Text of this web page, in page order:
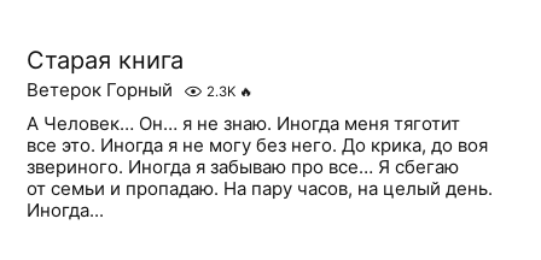
Старая книга
Ветерок Горный 2.3K 🔥
А Человек… Он… я не знаю. Иногда меня тяготит
все это. Иногда я не могу без него. До крика, до воя
звериного. Иногда я забываю про все… Я сбегаю
от семьи и пропадаю. На пару часов, на целый день.
Иногда...